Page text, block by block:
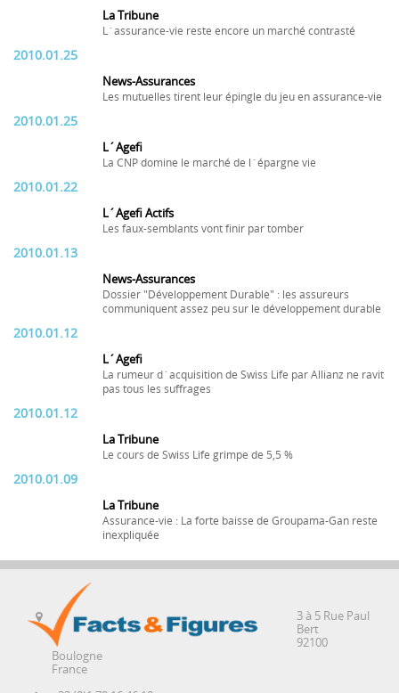
La Tribune
L´assurance-vie reste encore un marché contrasté
2010.01.25
News-Assurances
Les mutuelles tirent leur épingle du jeu en assurance-vie
2010.01.25
L´Agefi
La CNP domine le marché de l´épargne vie
2010.01.22
L´Agefi Actifs
Les faux-semblants vont finir par tomber
2010.01.13
News-Assurances
Dossier "Développement Durable" : les assureurs
communiquent assez peu sur le développement durable
2010.01.12
L´Agefi
La rumeur d´acquisition de Swiss Life par Allianz ne ravit
pas tous les suffrages
2010.01.12
La Tribune
Le cours de Swiss Life grimpe de 5,5 %
2010.01.09
La Tribune
Assurance-vie : La forte baisse de Groupama-Gan reste
inexpliquée
3 à 5 Rue Paul
Bert
92100
Boulogne
France